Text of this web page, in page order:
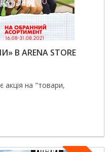
В ARENA STORE
акція на "товари,